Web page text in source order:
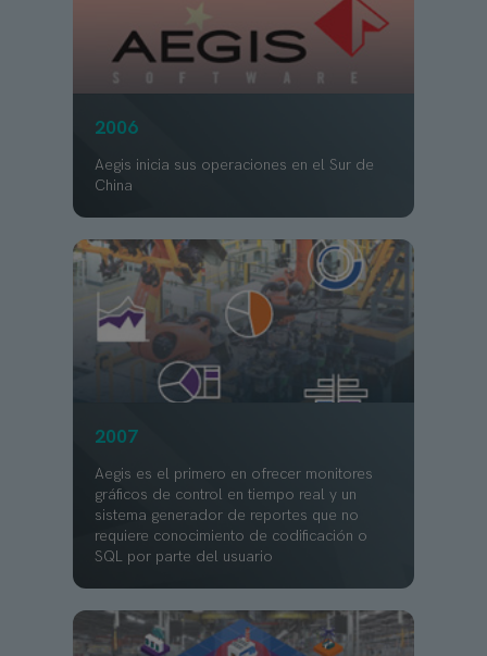
2006
Aegis inicia sus operaciones en el Sur de
China
2007
Aegis es el primero en ofrecer monitores
gráficos de control en tiempo real y un
sistema generador de reportes que no
requiere conocimiento de codificación o
SQL por parte del usuario